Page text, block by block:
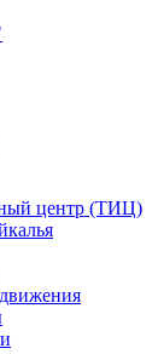
центр (ТИЦ)